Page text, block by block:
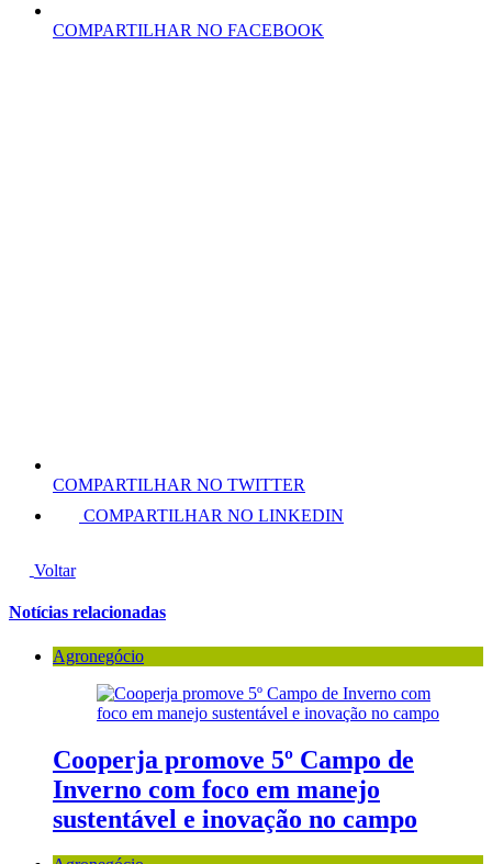
COMPARTILHAR NO FACEBOOK
COMPARTILHAR NO TWITTER
COMPARTILHAR NO LINKEDIN
Voltar
Notícias relacionadas
Agronegócio
Cooperja promove 5º Campo de
Inverno com foco em manejo
sustentável e inovação no campo